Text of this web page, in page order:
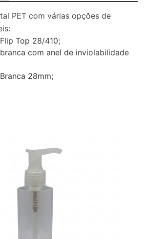
PET com várias opções de
Top 28/410;
com anel de inviolabilidade
28mm;